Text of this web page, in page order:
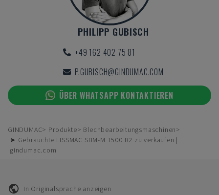
PHILIPP GUBISCH
+49 162 402 75 81
P.GUBISCH@GINDUMAC.COM
ÜBER WHATSAPP KONTAKTIEREN
GINDUMAC Produkte
Blechbearbeitungsmaschinen
➤ Gebrauchte LISSMAC SBM-M 1500 B2 zu verkaufen |
gindumac.com
In Originalsprache anzeigen